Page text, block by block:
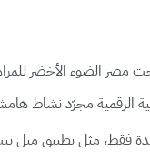
فقط، مثل تطبيق ميل